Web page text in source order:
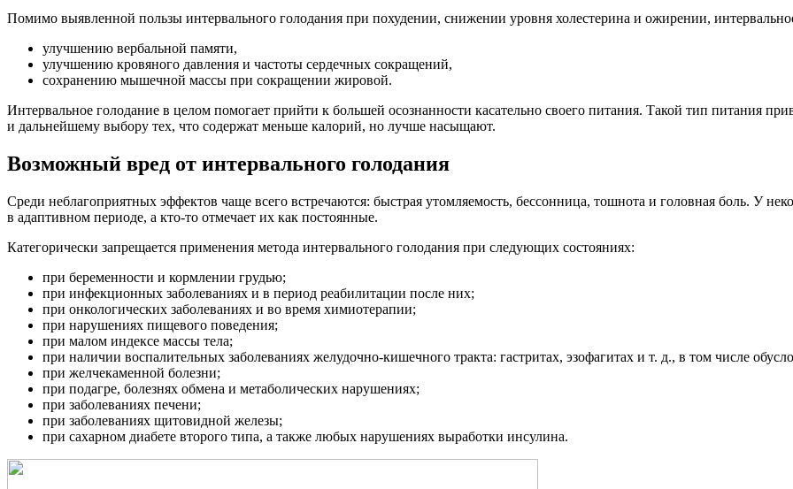
Помимо выявленной пользы интервального голодания при похудении, снижении уровня холестерина и ожирении,
улучшению вербальной памяти,
улучшению кровяного давления и частоты сердечных сокращений,
сохранению мышечной массы при сокращении жировой.
Интервальное голодание в целом помогает прийти к большей осознанности касательно своего питания. Такой тип питания
и дальнейшему выбору тех, что содержат меньше калорий, но лучше насыщают.
Возможный вред от интервального голодания
Среди неблагоприятных эффектов чаще всего встречаются: быстрая утомляемость, бессонница, тошнота и головная боль. У
в адаптивном периоде, а кто-то отмечает их как постоянные.
Категорически запрещается применения метода интервального голодания при следующих состояниях:
при беременности и кормлении грудью;
при инфекционных заболеваниях и в период реабилитации после них;
при онкологических заболеваниях и во время химиотерапии;
при нарушениях пищевого поведения;
при малом индексе массы тела;
при наличии воспалительных заболеваниях желудочно-кишечного тракта: гастритах, эзофагитах и т. д., в том числе
при желчекаменной болезни;
при подагре, болезнях обмена и метаболических нарушениях;
при заболеваниях печени;
при заболеваниях щитовидной железы;
при сахарном диабете второго типа, а также любых нарушениях выработки инсулина.